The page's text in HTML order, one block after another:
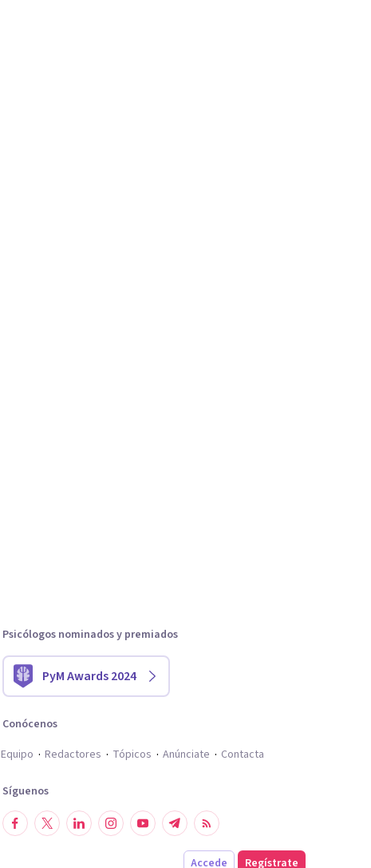
Psicólogos nominados y premiados
PyM Awards 2024
Conócenos
Equipo
Redactores Tópicos Anúnciate Contacta
Síguenos
Accede Regístrate